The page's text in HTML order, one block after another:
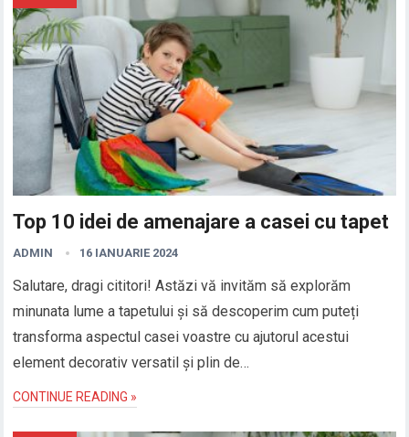
Top 10 idei de amenajare a casei cu tapet
ADMIN 16 IANUARIE 2024
Salutare, dragi cititori! Astăzi vă invităm să explorăm
minunata lume a tapetului și să descoperim cum puteți
transforma aspectul casei voastre cu ajutorul acestui
element decorativ versatil și plin de…
CONTINUE READING »